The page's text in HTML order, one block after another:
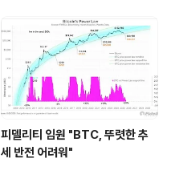
피델리티 임원 "BTC, 뚜렷한 추
세 반전 어려워"